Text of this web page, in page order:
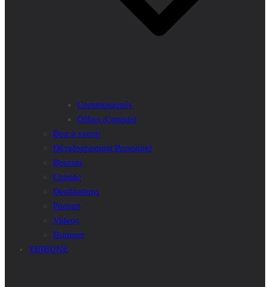
Communiqués
Offres d’emploi
Bon à savoir
Développement Personnel
Bourses
Cuisine
Destinations
Portrait
Videos
Humour
TRIBUNE